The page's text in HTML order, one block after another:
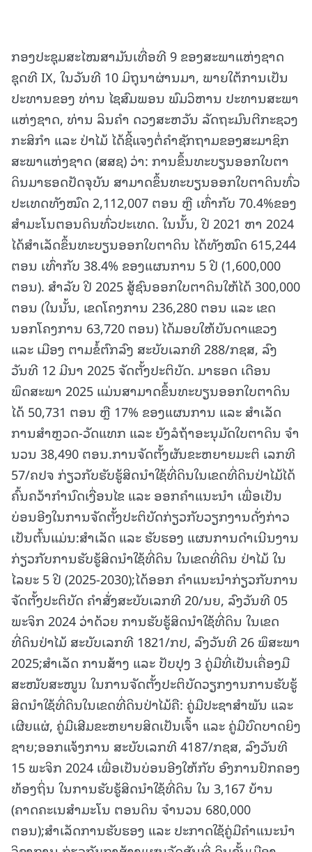
ກອງປະຊຸມສະໄໝສາມັນເທື່ອທີ 9 ຂອງສະພາແຫ່ງຊາດ
ຊຸດທີ IX, ໃນວັນທີ 10 ມິຖຸນາຜ່ານມາ, ພາຍໃຕ້ການເປັນ
ປະທານຂອງ ທ່ານ ໄຊສົມພອນ ພົມວິຫານ ປະທານສະພາ
ແຫ່ງຊາດ, ທ່ານ ລິນຄໍາ ດວງສະຫວັນ ລັດຖະມົນຕີກະຊວງ
ກະສິກໍາ ແລະ ປ່າໄມ້ ໄດ້ຊີ້ແຈງຕໍ່ຄໍາຊັກຖາມຂອງສະມາຊິກ
ສະພາແຫ່ງຊາດ (ສສຊ) ວ່າ: ການຂຶ້ນທະບຽນອອກໃບຕາ
ດິນມາຮອດປັດຈຸບັນ ສາມາດຂຶ້ນທະບຽນອອກໃບຕາດິນທົ່ວ
ປະເທດທັງໝົດ 2,112,007 ຕອນ ຫຼື ເທົ່າກັບ 70.4%ຂອງ
ສໍາມະໂນຕອນດິນທົ່ວປະເທດ. ໃນນັ້ນ, ປີ 2021 ຫາ 2024
ໄດ້ສໍາເລັດຂຶ້ນທະບຽນອອກໃບຕາດິນ ໄດ້ທັງໝົດ 615,244
ຕອນ ເທົ່າກັບ 38.4% ຂອງແຜນການ 5 ປີ (1,600,000
ຕອນ). ສໍາລັບ ປີ 2025 ສູ້ຊົນອອກໃບຕາດິນໃຫ້ໄດ້ 300,000
ຕອນ (ໃນນັ້ນ, ເຂດໂຄງການ 236,280 ຕອນ ແລະ ເຂດ
ນອກໂຄງການ 63,720 ຕອນ) ໄດ້ມອບໃຫ້ບັນດາແຂວງ
ແລະ ເມືອງ ຕາມຂໍ້ຕົກລົງ ສະບັບເລກທີ 288/ກຊສ, ລົງ
ວັນທີ 12 ມີນາ 2025 ຈັດຕັ້ງປະຕິບັດ. ມາຮອດ ເດືອນ
ພຶດສະພາ 2025 ແມ່ນສາມາດຂຶ້ນທະບຽນອອກໃບຕາດິນ
ໄດ້ 50,731 ຕອນ ຫຼື 17% ຂອງແຜນການ ແລະ ສໍາເລັດ
ການສໍາຫຼວດ-ວັດແທກ ແລະ ຍັງລໍຖ້າອະນຸມັດໃບຕາດິນ ຈໍາ
ນວນ 38,490 ຕອນ.ການຈັດຕັ້ງຜັນຂະຫຍາຍມະຕິ ເລກທີ
57/ຄປຈ ກ່ຽວກັບຮັບຮູ້ສິດນໍາໃຊ້ທີ່ດິນໃນເຂດທີ່ດິນປ່າໄມ້ໄດ້
ຄົ້ນຄວ້າກໍານົດເງື່ອນໄຂ ແລະ ອອກຄໍາແນະນໍາ ເພື່ອເປັນ
ບ່ອນອີງໃນການຈັດຕັ້ງປະຕິບັດກ່ຽວກັບວຽກງານດັ່ງກ່າວ
ເປັນຕົ້ນແມ່ນ:ສໍາເລັດ ແລະ ຮັບຮອງ ແຜນການດໍາເນີນງານ
ກ່ຽວກັບການຮັບຮູ້ສິດນໍາໃຊ້ທີ່ດິນ ໃນເຂດທີ່ດິນ ປ່າໄມ້ ໃນ
ໄລຍະ 5 ປີ (2025-2030);ໄດ້ອອກ ຄໍາແນະນໍາກ່ຽວກັບການ
ຈັດຕັ້ງປະຕິບັດ ຄໍາສັ່ງສະບັບເລກທີ 20/ນຍ, ລົງວັນທີ 05
ພະຈິກ 2024 ວ່າດ້ວຍ ການຮັບຮູ້ສິດນໍາໃຊ້ທີ່ດິນ ໃນເຂດ
ທີ່ດິນປ່າໄມ້ ສະບັບເລກທີ 1821/ກປ, ລົງວັນທີ 26 ພຶສະພາ
2025;ສໍາເລັດ ການສ້າງ ແລະ ປັບປຸງ 3 ຄູ່ມືທີ່ເປັນເຄື່ອງມື
ສະໜັບສະໜູນ ໃນການຈັດຕັ້ງປະຕິບັດວຽກງານການຮັບຮູ້
ສິດນໍາໃຊ້ທີ່ດິນໃນເຂດທີ່ດິນປ່າໄມ້ຄື: ຄູ່ມືປະຊາສໍາພັນ ແລະ
ເຜີຍແຜ່, ຄູ່ມືເສີມຂະຫຍາຍສິດເປັນເຈົ້າ ແລະ ຄູ່ມືບົດບາດຍິງ
ຊາຍ;ອອກແຈ້ງການ ສະບັບເລກທີ 4187/ກຊສ, ລົງວັນທີ
15 ພະຈິກ 2024 ເພື່ອເປັນບ່ອນອີງໃຫ້ກັບ ອົງການປົກຄອງ
ທ້ອງຖິ່ນ ໃນການຮັບຮູ້ສິດນໍາໃຊ້ທີ່ດິນ ໃນ 3,167 ບ້ານ
(ຄາດຄະເນສໍາມະໂນ ຕອນດິນ ຈໍານວນ 680,000
ຕອນ);ສໍາເລັດການຮັບຮອງ ແລະ ປະກາດໃຊ້ຄູ່ມືຄໍາແນະນໍາ